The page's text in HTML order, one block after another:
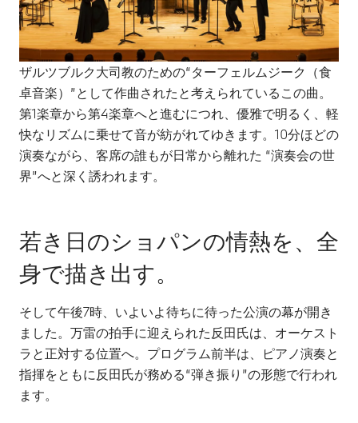
ザルツブルク大司教のための“ターフェルムジーク（食
卓音楽）”として作曲されたと考えられているこの曲。
第1楽章から第4楽章へと進むにつれ、優雅で明るく、軽
快なリズムに乗せて音が紡がれてゆきます。10分ほどの
演奏ながら、客席の誰もが日常から離れた “演奏会の世
界”へと深く誘われます。
若き日のショパンの情熱を、全
身で描き出す。
そして午後7時、いよいよ待ちに待った公演の幕が開き
ました。万雷の拍手に迎えられた反田氏は、オーケスト
ラと正対する位置へ。プログラム前半は、ピアノ演奏と
指揮をともに反田氏が務める“弾き振り”の形態で行われ
ます。